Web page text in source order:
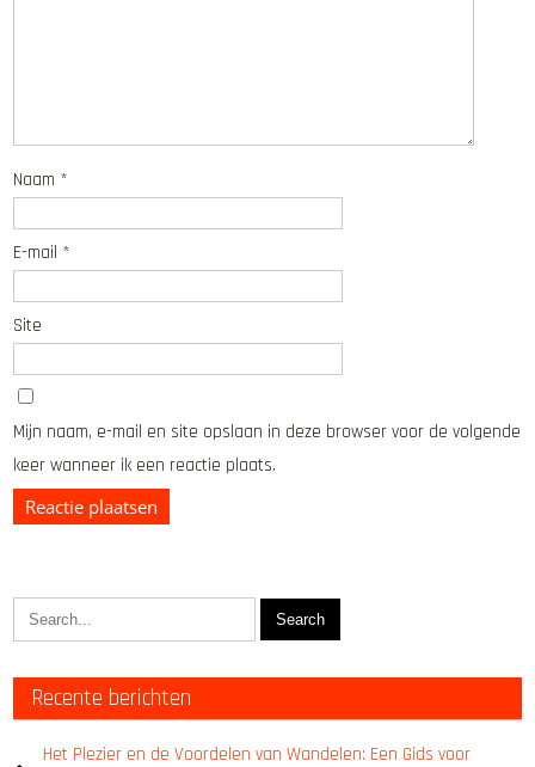
Naam *
E-mail *
Site
Mijn naam, e-mail en site opslaan in deze browser voor de volgende
keer wanneer ik een reactie plaats.
Recente berichten
Het Plezier en de Voordelen van Wandelen: Een Gids voor